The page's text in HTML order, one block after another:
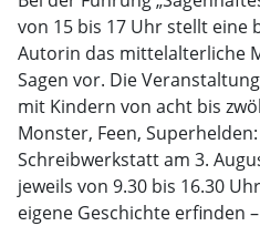
von 15 bis 17 Uhr stellt eine
Autorin das mittelalterliche
Sagen vor. Die
mit Kindern von acht bis
Monster, Feen,
Schreibwerkstatt am 3.
jeweils von 9.30 bis 16.30
eigene Geschichte erfinden